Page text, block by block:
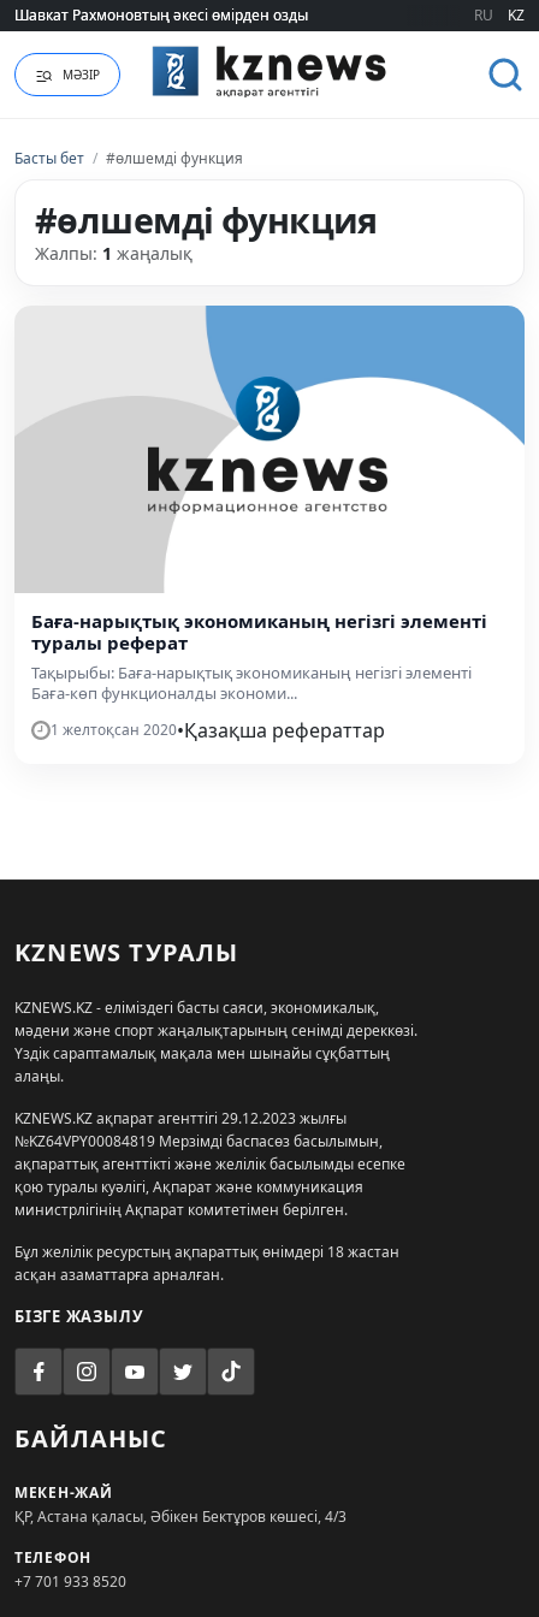
Шавкат Рахмоновтың әкесі өмірден озды
Шавкат Рахмоновтың әкесі өмірден озды RU KZ
МӘЗІР
Басты бет / #өлшемді функция
#өлшемді функция
Жалпы: 1 жаңалық
Баға-нарықтық экономиканың негізгі элементі
туралы реферат
Тақырыбы: Баға-нарықтық экономиканың негізгі элементі
Баға-көп функционалды экономи...
1 желтоқсан 2020•Қазақша рефераттар
KZNEWS ТУРАЛЫ
KZNEWS.KZ - еліміздегі басты саяси, экономикалық,
мәдени және спорт жаңалықтарының сенімді дереккөзі.
Үздік сараптамалық мақала мен шынайы сұқбаттың
алаңы.
KZNEWS.KZ ақпарат агенттігі 29.12.2023 жылғы
№KZ64VPY00084819 Мерзімді баспасөз басылымын,
ақпараттық агенттікті және желілік басылымды есепке
қою туралы куәлігі, Ақпарат және коммуникация
министрлігінің Ақпарат комитетімен берілген.
Бұл желілік ресурстың ақпараттық өнімдері 18 жастан
асқан азаматтарға арналған.
БІЗГЕ ЖАЗЫЛУ
БАЙЛАНЫС
МЕКЕН-ЖАЙ
ҚР, Астана қаласы, Әбікен Бектұров көшесі, 4/3
ТЕЛЕФОН
+7 701 933 8520